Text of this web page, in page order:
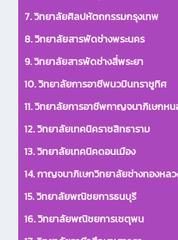
7. วิทยาลัยศิลปหัตถกรรมกรุงเทพ
8. วิทยาลัยสารพัดช่างพระนคร
9. วิทยาลัยสารพัดช่างสี่พระยา
10. วิทยาลัยการอาชีพนวมินทราชูทิศ
11. วิทยาลัยการอาชีพกาญจนาภิเษกห
12. วิทยาลัยเทคนิคราชสิทธาราม
13. วิทยาลัยเทคนิคดอนเมือง
14. กาญจนาภิเษกวิทยาลัยช่างทองหล
15. วิทยาลัยพณิชยการธนบุรี
16. วิทยาลัยพณิชยการเชตุพน